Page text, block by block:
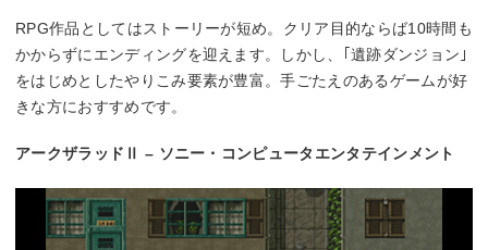
RPG作品としてはストーリーが短め。クリア目的ならば10時間も
かからずにエンディングを迎えます。しかし、｢遺跡ダンジョン｣
をはじめとしたやりこみ要素が豊富。手ごたえのあるゲームが好
きな方におすすめです。
アークザラッドⅡ – ソニー・コンピュータエンタテインメント